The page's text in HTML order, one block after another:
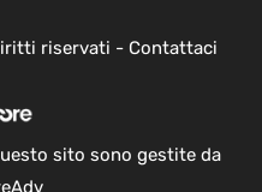
riservati - Contattaci
sito sono gestite da